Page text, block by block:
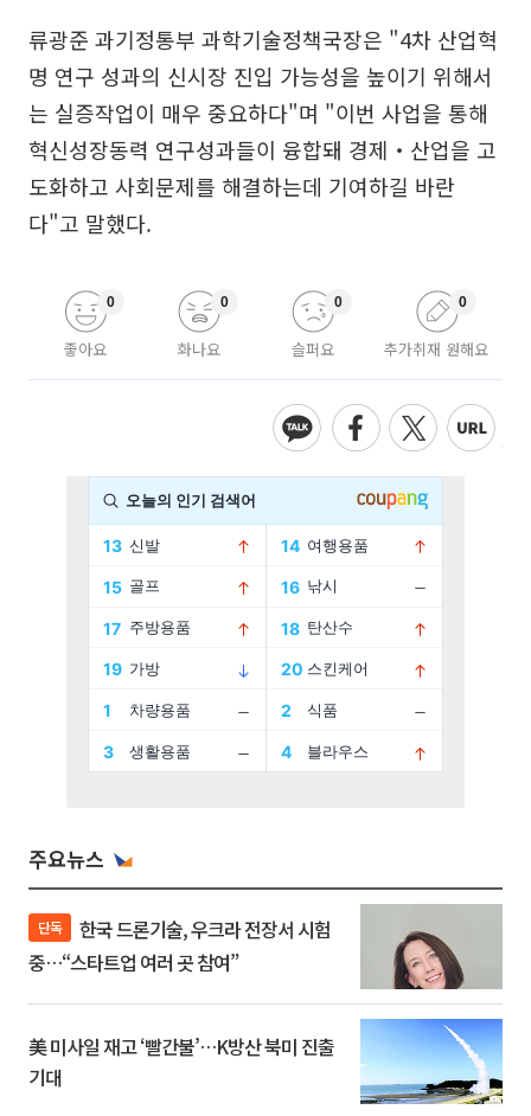
류광준 과기정통부 과학기술정책국장은 "4차 산업혁
명 연구 성과의 신시장 진입 가능성을 높이기 위해서
는 실증작업이 매우 중요하다"며 "이번 사업을 통해
혁신성장동력 연구성과들이 융합돼 경제‧산업을 고
도화하고 사회문제를 해결하는데 기여하길 바란
다"고 말했다.
좋아요
0
화나요
0
슬퍼요
0
추가취재 원해요
0
주요뉴스
단독
중…“스타트업 여러 곳 참여”
美 미사일 재고 ‘빨간불’…K방산 북미 진출
기대